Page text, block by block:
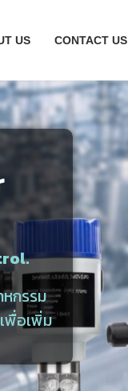
US CONTACT US
กรรม
พื่อเพิ่ม